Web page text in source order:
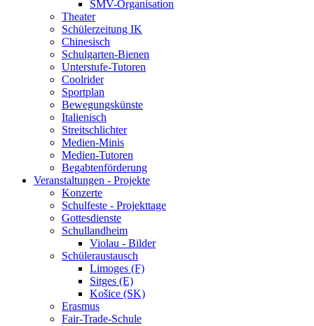
SMV-Organisation
Theater
Schülerzeitung IK
Chinesisch
Schulgarten-Bienen
Unterstufe-Tutoren
Coolrider
Sportplan
Bewegungskünste
Italienisch
Streitschlichter
Medien-Minis
Medien-Tutoren
Begabtenförderung
Veranstaltungen - Projekte
Konzerte
Schulfeste - Projekttage
Gottesdienste
Schullandheim
Violau - Bilder
Schüleraustausch
Limoges (F)
Sitges (E)
Košice (SK)
Erasmus
Fair-Trade-Schule